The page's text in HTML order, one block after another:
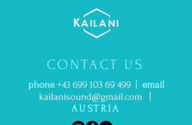
CONTACT US
phone +43 699 103 69 499| email
kailanisound@gmail.com |
AUSTRIA